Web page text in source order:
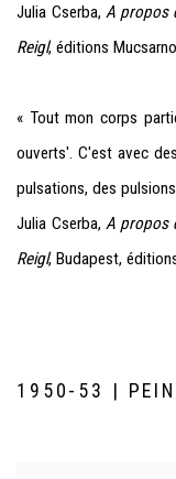
Julia Cserba,A propos
Reigl, éditions
« Tout mon corps
ouverts'. C'est avec
pulsations, des
Julia Cserba,A propos
Reigl, Budapest,
1950-53 |